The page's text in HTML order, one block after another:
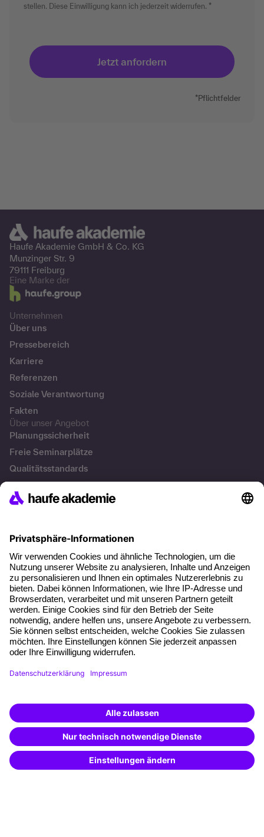
stellen. Diese Einwilligung kann ich jederzeit widerrufen.
*Pflichtfelder
Haufe Akademie GmbH & Co. KG
Munzinger Str. 9
79111 Freiburg
Eine Marke der
Unternehmen
Über uns
Pressebereich
Karriere
Referenzen
Soziale Verantwortung
Fakten
Über unser Angebot
Planungssicherheit
Freie Seminarplätze
Qualitätsstandards
Planung und Locations
Fördermöglichkeiten
Unternehmenslösungen
Besondere Angebote
Potenzialanalyse
Transfercoaching
Coaching
Kontakt & Support
Kontakt
FAQs
+49 761 595339-00
Datenschutz
Cookie-Einstellungen
Vertrag widerrufen